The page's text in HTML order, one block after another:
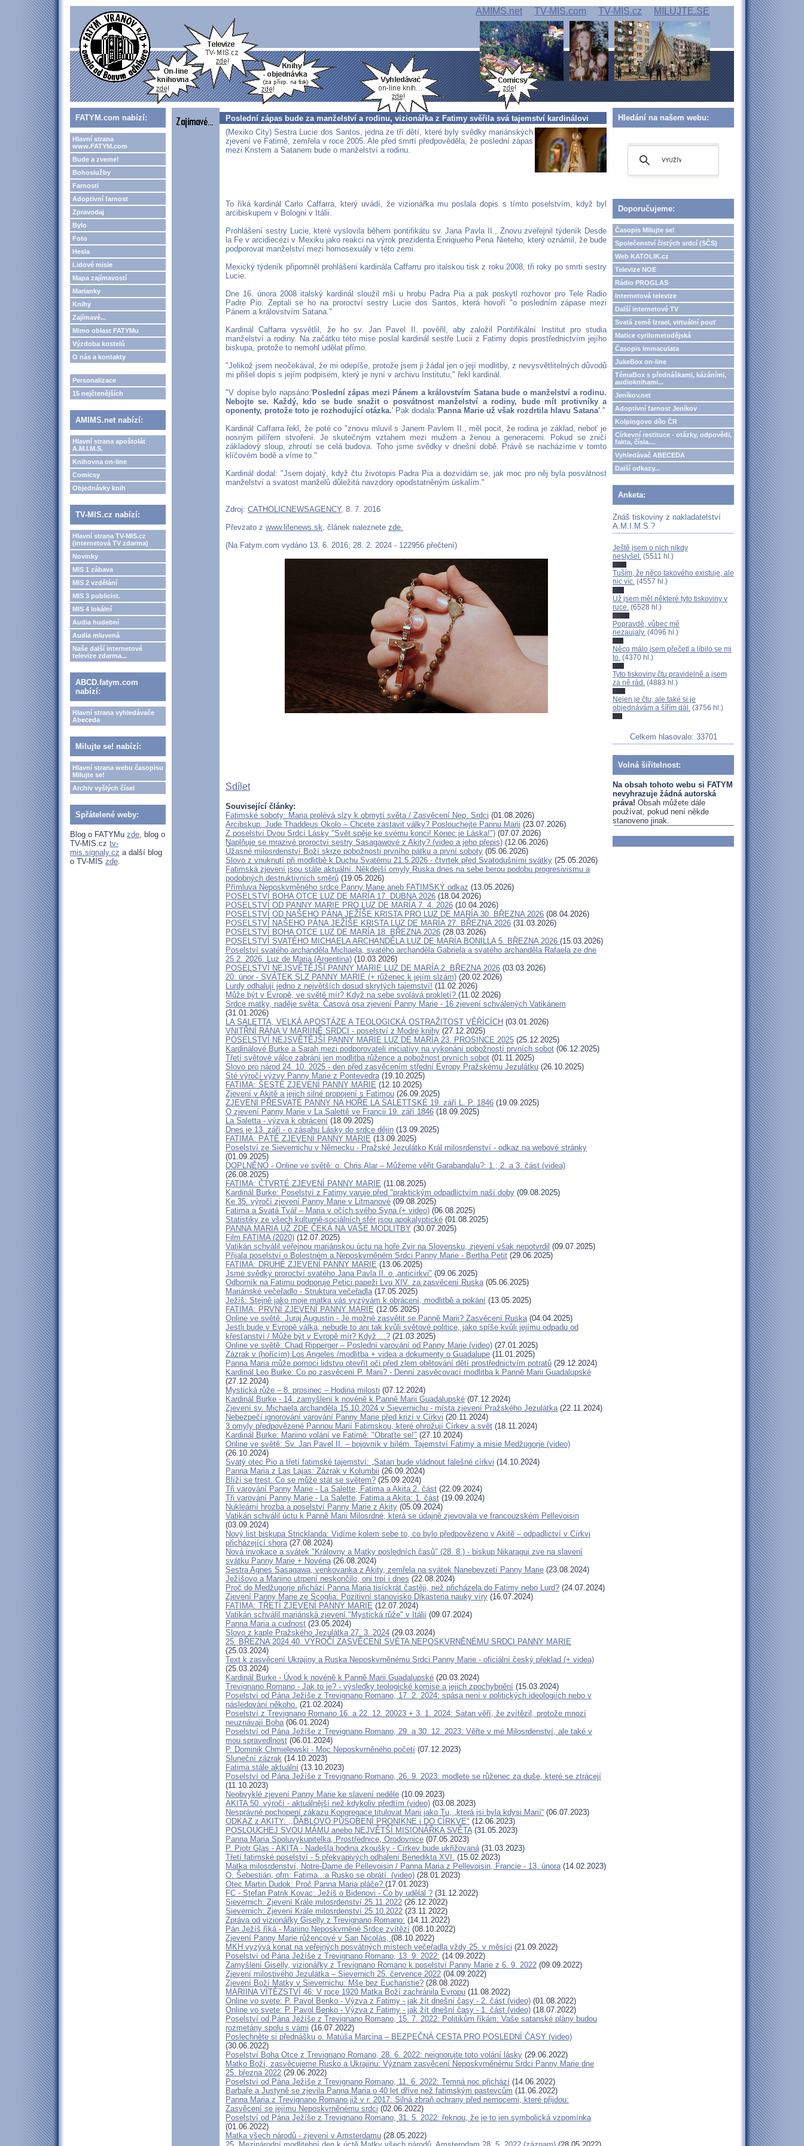
AMIMS.net TV-MIS.com TV-MIS.cz MILUJTE.SE
FATYM.com nabízí:
Hlavní strana
www.FATYM.com
Bude a zveme!
Bohoslužby
Farnosti
Adoptivní farnost
Zpravodaj
Bylo
Foto
Hesla
Lidové misie
Mapa zajímavostí
Marianky
Knihy
Zajímavé...
Mimo oblast FATYMu
Výzdoba kostelů
O nás a kontakty
Personalizace
15 nejčtenějších
AMIMS.net nabízí:
Hlavní strana apoštolát
A.M.I.M.S.
Knihovna on-line
Comicsy
Objednávky knih
TV-MIS.cz nabízí:
Hlavní strana TV-MIS.cz
(internetová TV zdarma)
Novinky
MIS 1 zábava
MIS 2 vzdělání
MIS 3 publicist.
MIS 4 lokální
Audia hudební
Audia mluvená
Naše další internetové
televize zdarma...
ABCD.fatym.com
nabízí:
Hlavní strana vyhledávače
Abeceda
Milujte se! nabízí:
Hlavní strana webu časopisu
Milujte se!
Archiv vyšlých čísel
Spřátelené weby:
Blog o FATYMu zde, blog o
TV-MIS.cz tv-
mis.signaly.cz a další blog
o TV-MIS zde.
Poslední zápas bude za manželství a rodinu, vizionářka z Fatimy svěřila svá tajemství kardinálovi
(Mexiko City) Sestra Lucie dos Santos, jedna ze tří dětí, které byly svědky mariánských
zjevení ve Fatimě, zemřela v roce 2005. Ale před smrtí předpověděla, že poslední zápas
mezi Kristem a Satanem bude o manželství a rodinu.
To říká kardinál Carlo Caffarra, který uvádí, že vizionářka mu poslala dopis s tímto poselstvím, když byl
arcibiskupem v Bologni v Itálii.
Prohlášení sestry Lucie, které vyslovila během pontifikátu sv. Jana Pavla II., Znovu zveřejnil týdeník Desde
la Fe v arcidiecézi v Mexiku jako reakci na výrok prezidenta Enriqiueho Pena Nieteho, který oznámil, že bude
podporovat manželství mezi homosexuály v této zemi.
Mexický týdeník připomněl prohlášení kardinála Caffarru pro italskou tisk z roku 2008, tři roky po smrti sestry
Lucie.
Dne 16. února 2008 italský kardinál sloužil mši u hrobu Padra Pia a pak poskytl rozhovor pro Tele Radio
Padre Pio. Zeptali se ho na proroctví sestry Lucie dos Santos, která hovoří "o posledním zápase mezi
Pánem a královstvím Satana."
Kardinál Caffarra vysvětlil, že ho sv. Jan Pavel II. pověřil, aby založil Pontifikální Institut pro studia
manželství a rodiny. Na začátku této mise poslal kardinál sestře Lucii z Fatimy dopis prostřednictvím jejího
biskupa, protože to nemohl udělat přímo.
"Jelikož jsem neočekával, že mi odepíše, protože jsem ji žádal jen o její modlitby, z nevysvětlitelných důvodů
mi přišel dopis s jejím podpisem, který je nyní v archivu Institutu," řekl kardinál.
"V dopise bylo napsáno:'Poslední zápas mezi Pánem a královstvím Satana bude o manželství a rodinu.
Nebojte se. Každý, kdo se bude snažit o posvátnost manželství a rodiny, bude mít protivníky a
oponenty, protože toto je rozhodující otázka.' Pak dodala:'Panna Marie už však rozdrtila hlavu Satana'."
Kardinál Caffarra řekl, že poté co "znovu mluvil s Janem Pavlem II., měl pocit, že rodina je základ, neboť je
nosným pilířem stvoření. Je skutečným vztahem mezi mužem a ženou a generacemi. Pokud se zničí
základový sloup, zhroutí se celá budova. Toho jsme svědky v dnešní době. Právě se nacházíme v tomto
klíčovém bodě a víme to."
Kardinál dodal: "Jsem dojatý, když čtu životopis Padra Pia a dozvídám se, jak moc pro něj byla posvátnost
manželství a svatost manželů důležitá navzdory opodstatněným úskalím."
Zdroj: CATHOLICNEWSAGENCY, 8. 7. 2016
Převzato z www.lifenews.sk, článek naleznete zde.
(Na Fatym.com vydáno 13. 6. 2016; 28. 2. 2024 - 122956 přečtení)
Sdílet
Související články:
Fatimské soboty: Maria prolévá slzy k obmytí světa / Zasvěcení Nep. Srdci (01.08.2026)
Arcibskup. Jude Thaddeus Okolo – Chcete zastavit války? Poslouchejte Pannu Marii (23.07.2026)
Z poselství Dvou Srdcí Lásky "Svět spěje ke svému konci! Konec je Láska!") (07.07.2026)
Naplňuje se mrazivé proroctví sestry Sasagawové z Akity? (video a jeho přepis) (12.06.2026)
Úžasné milosrdenství Boží skrze pobožnosti prvního pátku a první soboty (05.06.2026)
Slovo z vnuknutí při modlitbě k Duchu Svatému 21.5.2026 - čtvrtek před Svatodušními svátky (25.05.2026)
Fatimská zjevení jsou stále aktuální. Někdejší omyly Ruska dnes na sebe berou podobu progresivismu a
podobných destruktivních směrů (19.05.2026)
Přímluva Neposkvrněného srdce Panny Marie aneb FATIMSKÝ odkaz (13.05.2026)
POSELSTVÍ BOHA OTCE LUZ DE MARÍA 17. DUBNA 2026 (18.04.2026)
POSELSTVÍ OD PANNY MARIE PRO LUZ DE MARÍA 7. 4. 2026 (10.04.2026)
POSELSTVÍ OD NAŠEHO PÁNA JEŽÍŠE KRISTA PRO LUZ DE MARÍA 30. BŘEZNA 2026 (08.04.2026)
POSELSTVÍ NAŠEHO PÁNA JEŽÍŠE KRISTA LUZ DE MARÍA 27. BŘEZNA 2026 (31.03.2026)
POSELSTVÍ BOHA OTCE LUZ DE MARÍA 18. BŘEZNA 2026 (28.03.2026)
POSELSTVÍ SVATÉHO MICHAELA ARCHANDĚLA LUZ DE MARÍA BONILLA 5. BŘEZNA 2026 (15.03.2026)
Poselství svatého archanděla Michaela, svatého archanděla Gabriela a svatého archanděla Rafaela ze dne
25.2. 2026. Luz de Maria (Argentina) (10.03.2026)
POSELSTVÍ NEJSVĚTĚJŠÍ PANNY MARIE LUZ DE MARÍA 2. BŘEZNA 2026 (03.03.2026)
20. únor - SVÁTEK SLZ PANNY MARIE (+ růženec k jejím slzám) (20.02.2026)
Lurdy odhalují jedno z největších dosud skrytých tajemství! (11.02.2026)
Může být v Evropě, ve světě mír? Když na sebe svolává prokletí? (11.02.2026)
Srdce matky, naděje světa: Časová osa zjevení Panny Marie - 16 zjevení schválených Vatikánem
(31.01.2026)
LA SALETTA, VELKÁ APOSTÁZE A TEOLOGICKÁ OSTRAŽITOST VĚŘÍCÍCH (03.01.2026)
VNITŘNÍ RÁNA V MARIINĚ SRDCI - poselství z Modré knihy (27.12.2025)
POSELSTVÍ NEJSVĚTĚJŠÍ PANNY MARIE LUZ DE MARÍA 23. PROSINCE 2025 (25.12.2025)
Kardinálové Burke a Sarah mezi podporovateli iniciativy na vykonání pobožností prvních sobot (06.12.2025)
Třetí světové válce zabrání jen modlitba růžence a pobožnost prvních sobot (01.11.2025)
Slovo pro národ 24. 10. 2025 - den před zasvěcením střední Evropy Pražskému Jezulátku (26.10.2025)
Sté výročí výzvy Panny Marie z Pontevedra(19.10.2025)
FATIMA: ŠESTÉ ZJEVENÍ PANNY MARIE (12.10.2025)
Zjevení v Akitě a jejich silné propojení s Fatimou (26.09.2025)
ZJEVENÍ PŘESVATÉ PANNY NA HOŘE LA SALETTSKÉ 19. září L. P. 1846 (19.09.2025)
O zjevení Panny Marie v La Salettě ve Francii 19. září 1846 (18.09.2025)
La Saletta - výzva k obrácení (18.09.2025)
Dnes je 13. září - o zásahu Lásky do srdce dějin (13.09.2025)
FATIMA: PÁTÉ ZJEVENÍ PANNY MARIE (13.09.2025)
Poselství ze Sievernichu v Německu - Pražské Jezulátko Král milosrdenství - odkaz na webové stránky
(01.09.2025)
DOPLNĚNO - Online ve světě: o. Chris Alar – Můžeme věřit Garabandalu?: 1.; 2. a 3. část (videa)
(26.08.2025)
FATIMA: ČTVRTÉ ZJEVENÍ PANNY MARIE (11.08.2025)
Kardinál Burke: Poselství z Fatimy varuje před "praktickým odpadlictvím naší doby (09.08.2025)
Ke 35. výročí zjevení Panny Marie v Litmanové (09.08.2025)
Fatima a Svatá Tvář – Maria v očích svého Syna (+ video) (06.08.2025)
Statistiky ze všech kulturně-sociálních sfér jsou apokalyptické (01.08.2025)
PANNA MARIA UŽ ZDE ČEKÁ NA VAŠE MODLITBY (30.07.2025)
Film FATIMA (2020) (12.07.2025)
Vatikán schválil veřejnou mariánskou úctu na hoře Zvir na Slovensku, zjevení však nepotvrdil (09.07.2025)
Přijala poselství o Bolestném a Neposkvrněném Srdci Panny Marie - Bertha Petit (29.06.2025)
FATIMA: DRUHÉ ZJEVENÍ PANNY MARIE (13.06.2025)
Jsme svědky proroctví svatého Jana Pavla II. o „anticírkvi" (09.06.2025)
Odborník na Fatimu podporuje Petici papeži Lvu XIV. za zasvěcení Ruska(05.06.2025)
Mariánské večeřadlo - Struktura večeřadla(17.05.2025)
Ježíš: Stejně jako moje matka vás vyzývám k obrácení, modlitbě a pokání (13.05.2025)
FATIMA: PRVNÍ ZJEVENÍ PANNY MARIE (12.05.2025)
Online ve světě: Juraj Augustin - Je možné zasvětit se Panně Marii? Zasvěcení Ruska(04.04.2025)
Jestli bude v Evropě válka, nebude to ani tak kvůli světové politice, jako spíše kvůli jejímu odpadu od
křesťanství / Může být v Evropě mír? Když ...? (21.03.2025)
Online ve světě: Chad Ripperger – Poslední varování od Panny Marie (video) (27.01.2025)
Zázrak v (hořícím) Los Angeles /modlitba + videa a dokumenty o Guadalupe (11.01.2025)
Panna Maria může pomoci lidstvu otevřít oči před zlem obětování dětí prostřednictvím potratů (29.12.2024)
Kardinál Leo Burke: Co po zasvěcení P. Marii? - Denní zasvěcovací modlitba k Panně Marii Guadalupské
(27.12.2024)
Mystická růže – 8. prosinec – Hodina milosti (07.12.2024)
Kardinál Burke - 14. zamyšlení k novéně k Panně Marii Guadalupské (07.12.2024)
Zjevení sv. Michaela archanděla 15.10.2024 v Sievernichu - místa zjevení Pražského Jezulátka(22.11.2024)
Nebezpečí ignorování varování Panny Marie před krizí v Církvi (20.11.2024)
3 omyly předpovězené Pannou Marií Fatimskou, které ohrožují Církev a svět (18.11.2024)
Kardinál Burke: Mariino volání ve Fatimě: "Obraťte se!" (27.10.2024)
Online ve světě: Sv. Jan Pavel II. – bojovník v bílém. Tajemství Fatimy a misie Medžugorje (video)
(26.10.2024)
Svatý otec Pio a třetí fatimské tajemství: „Satan bude vládnout falešné církvi (14.10.2024)
Panna Maria z Las Lajas: Zázrak v Kolumbii (26.09.2024)
Blíží se trest. Co se může stát se světem? (25.09.2024)
Tři varování Panny Marie - La Salette, Fatima a Akita 2. část (22.09.2024)
Tři varování Panny Marie - La Salette, Fatima a Akita: 1. část (19.09.2024)
Nukleární hrozba a poselství Panny Marie z Akity (05.09.2024)
Vatikán schválil úctu k Panně Marii Milosrdné, která se údajně zjevovala ve francouzském Pellevoisin
(03.09.2024)
Nový list biskupa Stricklanda: Vidíme kolem sebe to, co bylo předpovězeno v Akitě – odpadlictví v Církvi
přicházející shora(27.08.2024)
Nová invokace a svátek "Královny a Matky posledních časů" (28. 8.) - biskup Nikaragui zve na slavení
svátku Panny Marie + Novéna(26.08.2024)
Sestra Agnes Sasagawa, venkovanka z Akity, zemřela na svátek Nanebevzetí Panny Marie (23.08.2024)
Ježíšovo a Mariino utrpení neskončilo, oni trpí i dnes (22.08.2024)
Proč do Medžugorje přichází Panna Maria tisíckrát častěji, než přicházela do Fatimy nebo Lurd? (24.07.2024)
Zjevení Panny Marie ze Scoglia: Pozitivní stanovisko Dikasteria nauky víry (16.07.2024)
FATIMA: TŘETÍ ZJEVENÍ PANNY MARIE (12.07.2024)
Vatikán schválil mariánská zjevení "Mystická růže" v Itálii (09.07.2024)
Panna Maria a cudnost (23.05.2024)
Slovo z kaple Pražského Jezulátka 27. 3. 2024 (29.03.2024)
25. BŘEZNA 2024 40. VÝROČÍ ZASVĚCENÍ SVĚTA NEPOSKVRNĚNÉMU SRDCI PANNY MARIE
(25.03.2024)
Text k zasvěcení Ukrajiny a Ruska Neposkvrněnému Srdci Panny Marie - oficiální český překlad (+ videa)
(25.03.2024)
Kardinál Burke - Úvod k novéně k Panně Marii Guadalupské (20.03.2024)
Trevignano Romano - Jak to je? - výsledky teologické komise a jejich zpochybnění (15.03.2024)
Poselství od Pána Ježíše z Trevignano Romano, 17. 2. 2024: spása není v politických ideologiích nebo v
následování někoho. (21.02.2024)
Poselství z Trevignano Romano 16. a 22. 12. 20023 + 3. 1. 2024: Satan věří, že zvítězil, protože mnozí
neuznávají Boha(06.01.2024)
Poselství od Pána Ježíše z Trevignano Romano, 29. a 30. 12. 2023: Věřte v mé Milosrdenství, ale také v
mou spravedlnost (06.01.2024)
P. Dominik Chmielewski - Moc Neposkvrněného početí (07.12.2023)
Sluneční zázrak (14.10.2023)
Fatima stále aktuální (13.10.2023)
Poselství od Pána Ježíše z Trevignano Romano, 26. 9. 2023: modlete se růženec za duše, které se ztrácejí
(11.10.2023)
Neobvyklé zjevení Panny Marie ke slavení neděle (10.09.2023)
AKITA 50. výročí - aktuálnější než kdykoliv předtím (video) (03.08.2023)
Nesprávné pochopení zákazu Kongregace titulovat Marii jako Tu, „která jsi byla kdysi Marií“ (06.07.2023)
ODKAZ z AKITY: ,,ĎÁBLOVO PŮSOBENÍ PRONIKNE i DO CÍRKVE" (12.06.2023)
POSLOUCHEJ SVOU MÁMU anebo NEJVĚTŠÍ MISIONÁŘKA SVĚTA(31.05.2023)
Panna Maria Spoluvykupitelka, Prostřednice, Orodovnice (07.05.2023)
P. Piotr Glas - AKITA - Nadešla hodina zkoušky - Církev bude ukřižovaná(31.03.2023)
Třetí fatimské poselství - 5 překvapivých odhalení Benedikta XVI. (15.02.2023)
Matka milosrdenství, Notre-Dame de Pellevoisin / Panna Maria z Pellevoisin, Francie - 13. února(14.02.2023)
O. Šebestián, ofm: Fatima...a Rusko se obrátí. (video) (28.01.2023)
Otec Martin Dudok: Proč Panna Maria pláče? (17.01.2023)
FC - Stefan Patrik Kovac: Ježíš o Bidenovi - Co by udělal ? (31.12.2022)
Sievernich: Zjevení Krále milosrdenství 25.11.2022 (26.12.2022)
Sievernich: Zjevení Krále milosrdenství 25.10.2022 (23.11.2022)
Zpráva od vizionářky Giselly z Trevignano Romano: (14.11.2022)
Pán Ježíš říká - Mariino Neposkvrněné Srdce zvítězí (08.10.2022)
Zjevení Panny Marie růžencové v San Nicolás, (08.10.2022)
MKH vyzývá konat na veřejných posvátných místech večeřadla vždy 25. v měsíci (21.09.2022)
Poselství od Pána Ježíše z Trevignano Romano, 13. 9. 2022: (14.09.2022)
Zamyšlení Giselly, vizionářky z Trevignano Romano k poselství Panny Marie z 6. 9. 2022 (09.09.2022)
Zjevení milostivého Jezulátka – Sievernich 25. července 2022 (04.09.2022)
Zjevení Boží Matky v Sievernichu: Mše bez Eucharistie? (28.08.2022)
MARIINA VÍTĚZSTVÍ 46: V roce 1920 Matka Boží zachránila Evropu (11.08.2022)
Online vo svete: P. Pavol Benko - Výzva z Fatimy - jak žít dnešní časy - 2. část (video) (01.08.2022)
Online vo svete: P. Pavol Benko - Výzva z Fatimy - jak žít dnešní časy - 1. část (video) (18.07.2022)
Poselství od Pána Ježíše z Trevignano Romano, 15. 7. 2022: Politikům říkám: Vaše satanské plány budou
rozmetány spolu s vámi (16.07.2022)
Poslechněte si přednášku o. Matúša Marcina – BEZPEČNÁ CESTA PRO POSLEDNÍ ČASY (video)
(30.06.2022)
Poselství Boha Otce z Trevignano Romano, 28. 6. 2022: neignorujte toto volání lásky (29.06.2022)
Matko Boží, zasvěcujeme Rusko a Ukrajinu: Význam zasvěcení Neposkvrněnému Srdci Panny Marie dne
25. března 2022 (29.06.2022)
Poselství od Pána Ježíše z Trevignano Romano, 11. 6. 2022: Temná noc přichází (14.06.2022)
Barbaře a Justyně se zjevila Panna Maria o 40 let dříve než fatimským pastevcům (11.06.2022)
Panna Maria z Trevignano Romano již v r. 2017: Silná zbraň ochrany před nemocemi, které přijdou:
Zasvěcení se jejímu Neposkvrněnému srdci (02.06.2022)
Poselství od Pána Ježíše z Trevignano Romano, 31. 5. 2022: řeknou, že je to jen symbolická vzpomínka
(01.06.2022)
Matka všech národů - zjevení v Amsterdamu (28.05.2022)
Hledání na našem webu:
Doporučujeme:
Časopis Milujte se!
Společenství čistých srdcí (SČS)
Web KATOLIK.cz
Televize NOE
Rádio PROGLAS
Internetová televize
Další internetové TV
Svatá země Izrael, virtuální pouť
Matice cyrilometodějská
Časopis Immaculata
JukeBox on-line
TémaBox s přednáškami, kázáními,
audioknihami...
Jeníkov.net
Adoptivní farnost Jeníkov
Kolpingovo dílo ČR
Církevní restituce - otázky, odpovědi,
fakta, čísla....
Vyhledávač ABECEDA
Další odkazy...
Anketa:
Znáš tiskoviny z nakladatelství
A.M.I.M.S.?
Ještě jsem o nich nikdy
neslyšel. (5511 hl.)
Tuším, že něco takového existuje, ale
nic víc. (4557 hl.)
Už jsem měl některé tyto tiskoviny v
ruce. (6528 hl.)
Popravdě, vůbec mě
nezaujaly. (4096 hl.)
Něco málo jsem přečetl a líbilo se mi
to. (4370 hl.)
Tyto tiskoviny čtu pravidelně a jsem
za ně rád. (4883 hl.)
Nejen je čtu, ale také si je
objednávám a šířím dál. (3756 hl.)
Celkem hlasovalo: 33701
Volná šiřitelnost:
Na obsah tohoto webu si FATYM
nevyhrazuje žádná autorská
práva! Obsah můžete dále
používat, pokud není někde
stanoveno jinak.